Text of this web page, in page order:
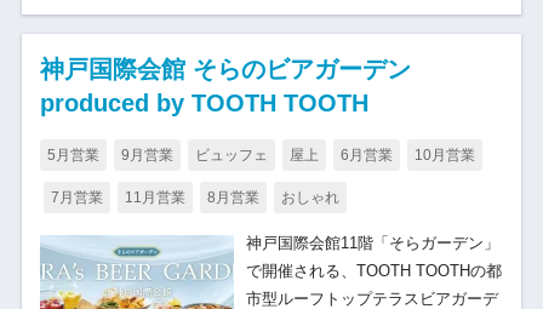
神戸国際会館 そらのビアガーデン
produced by TOOTH TOOTH
5月営業 9月営業 ビュッフェ 屋上 6月営業 10月営業
7月営業 11月営業 8月営業 おしゃれ
神戸国際会館11階「そらガーデン」
で開催される、TOOTH TOOTHの都
市型ルーフトップテラスビアガーデ